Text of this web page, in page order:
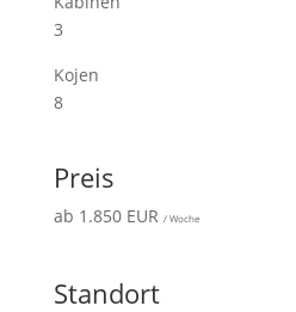
3
Kojen
8
Preis
ab 1.850 EUR / Woche
Standort